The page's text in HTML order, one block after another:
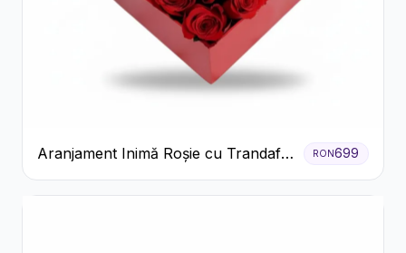
Aranjament Inimă Roșie cu Trandafiri
și Ferrero Rocher Premium
RON699